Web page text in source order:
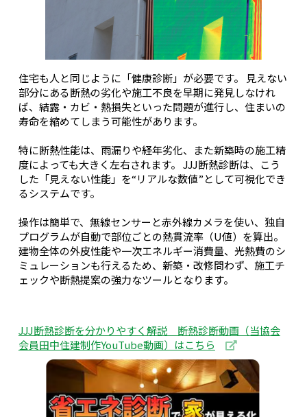
住宅も人と同じように「健康診断」が必要です。 見えない
部分にある断熱の劣化や施工不良を早期に発見しなけれ
ば、結露・カビ・熱損失といった問題が進行し、住まいの
寿命を縮めてしまう可能性があります。
特に断熱性能は、雨漏りや経年劣化、また新築時の施工精
度によっても大きく左右されます。 JJJ断熱診断は、こう
した「見えない性能」を“リアルな数値”として可視化でき
るシステムです。
操作は簡単で、無線センサーと赤外線カメラを使い、独自
プログラムが自動で部位ごとの熱貫流率（U値）を算出。
建物全体の外皮性能や一次エネルギー消費量、光熱費のシ
ミュレーションも行えるため、新築・改修問わず、施工チ
ェックや断熱提案の強力なツールとなります。
JJJ断熱診断を分かりやすく解説 断熱診断動画（当協会
会員田中住建制作YouTube動画）はこちら